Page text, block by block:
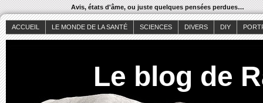
Avis, états d'âme, ou juste quelques pensées perdues…
ACCUEIL LE MONDE DE LA SANTÉ SCIENCES DIVERS DIY
Le blog de